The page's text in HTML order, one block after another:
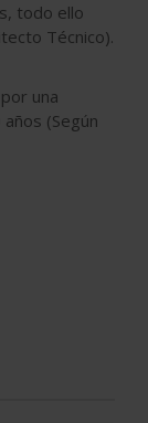
todo ello
Técnico).
una
(Según